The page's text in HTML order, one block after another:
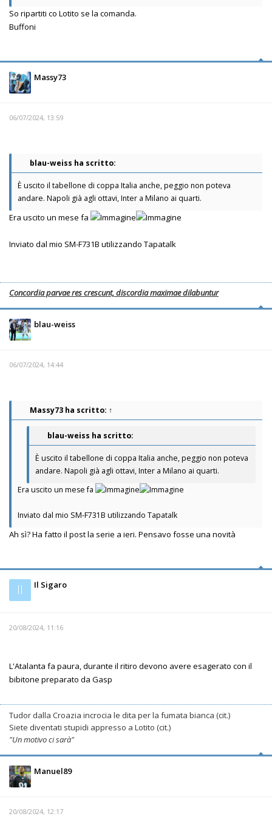
So ripartiti co Lotito se la comanda.
Buffoni
Massy73
06/07/2024, 13:59
blau-weiss ha scritto:
È uscito il tabellone di coppa Italia anche, peggio non poteva
andare. Napoli già agli ottavi, Inter a Milano ai quarti.
Era uscito un mese fa
Inviato dal mio SM-F731B utilizzando Tapatalk
Concordia parvae res crescunt, discordia maximae dilabuntur
blau-weiss
06/07/2024, 14:44
Massy73 ha scritto: ↑
blau-weiss ha scritto:
È uscito il tabellone di coppa Italia anche, peggio non poteva
andare. Napoli già agli ottavi, Inter a Milano ai quarti.
Era uscito un mese fa
Inviato dal mio SM-F731B utilizzando Tapatalk
Ah sì? Ha fatto il post la serie a ieri. Pensavo fosse una novità
Il Il Sigaro
20/08/2024, 11:16
L'Atalanta fa paura, durante il ritiro devono avere esagerato con il
bibitone preparato da Gasp
Tudor dalla Croazia incrocia le dita per la fumata bianca (cit.)
Siete diventati stupidi appresso a Lotito (cit.)
"Un motivo ci sarà"
Manuel89
20/08/2024, 12:17